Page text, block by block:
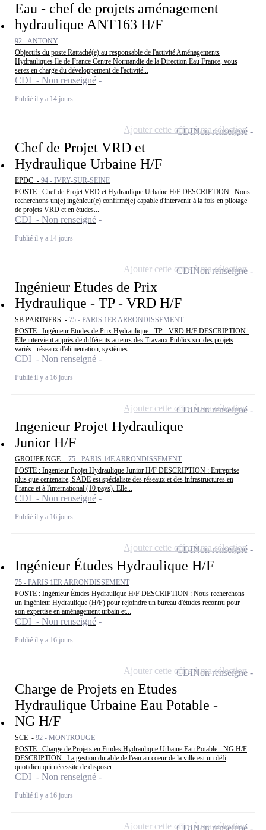
Eau - chef de projets aménagement
hydraulique ANT163 H/F
92 - ANTONY
Objectifs du poste Rattaché(e) au responsable de l'activité Aménagements
Hydrauliques Ile de France Centre Normandie de la Direction Eau France, vous
serez en charge du développement de l'activité...
CDI - Non renseigné
Publié il y a 14 jours
Chef de Projet VRD et
Hydraulique Urbaine H/F
EPDC - 94 - IVRY-SUR-SEINE
POSTE : Chef de Projet VRD et Hydraulique Urbaine H/F DESCRIPTION : Nous
recherchons un(e) ingénieur(e) confirmé(e) capable d'intervenir à la fois en pilotage
de projets VRD et en études...
CDI - Non renseigné
Publié il y a 14 jours
CDINon renseigné
Ajouter cette offre à ma sélection
Ingénieur Etudes de Prix
Hydraulique - TP - VRD H/F
SB PARTNERS - 75 - PARIS 1ER ARRONDISSEMENT
POSTE : Ingénieur Etudes de Prix Hydraulique - TP - VRD H/F DESCRIPTION :
Elle intervient auprès de différents acteurs des Travaux Publics sur des projets
variés : réseaux d'alimentation, systèmes...
CDI - Non renseigné
Publié il y a 16 jours
CDINon renseigné
Ajouter cette offre à ma sélection
Ingenieur Projet Hydraulique
Junior H/F
GROUPE NGE - 75 - PARIS 14E ARRONDISSEMENT
POSTE : Ingenieur Projet Hydraulique Junior H/F DESCRIPTION : Entreprise
plus que centenaire, SADE est spécialiste des réseaux et des infrastructures en
France et à l'international (10 pays). Elle...
CDI - Non renseigné
Publié il y a 16 jours
CDINon renseigné
Ajouter cette offre à ma sélection
Ingénieur Études Hydraulique H/F
75 - PARIS 1ER ARRONDISSEMENT
POSTE : Ingénieur Études Hydraulique H/F DESCRIPTION : Nous recherchons
un Ingénieur Hydraulique (H/F) pour rejoindre un bureau d'études reconnu pour
son expertise en aménagement urbain et...
CDI - Non renseigné
Publié il y a 16 jours
CDINon renseigné
Ajouter cette offre à ma sélection
Charge de Projets en Etudes
Hydraulique Urbaine Eau Potable -
NG H/F
SCE - 92 - MONTROUGE
POSTE : Charge de Projets en Etudes Hydraulique Urbaine Eau Potable - NG H/F
DESCRIPTION : La gestion durable de l'eau au coeur de la ville est un défi
quotidien qui nécessite de disposer...
CDI - Non renseigné
Publié il y a 16 jours
CDINon renseigné
Ajouter cette offre à ma sélection
CDINon renseigné
Ajouter cette offre à ma sélection